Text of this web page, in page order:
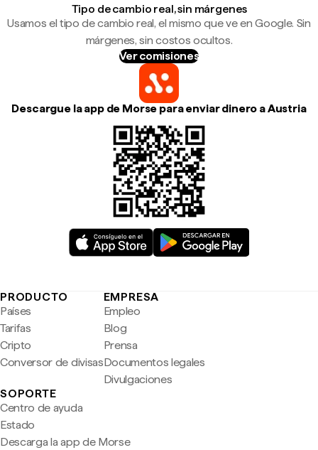
Tipo de cambio real, sin márgenes
Usamos el tipo de cambio real, el mismo que ve en Google. Sin
márgenes, sin costos ocultos.
Ver comisiones
Descargue la app de Morse para enviar dinero a Austria
PRODUCTO
Países
Tarifas
Cripto
Conversor de divisas
EMPRESA
Empleo
Blog
Prensa
Documentos legales
Divulgaciones
SOPORTE
Centro de ayuda
Estado
Descarga la app de Morse